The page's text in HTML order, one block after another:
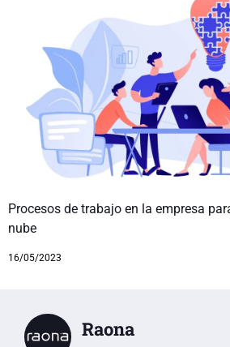
Procesos de trabajo en la empresa
nube
16/05/2023
Raona